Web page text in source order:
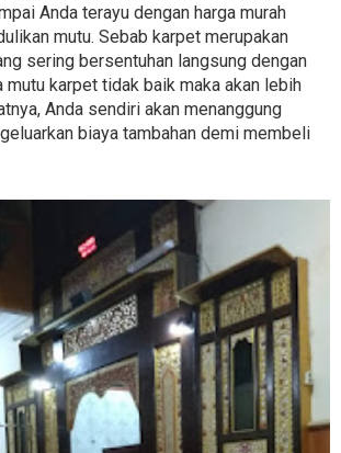
Anda terayu dengan harga murah
mutu. Sebab karpet merupakan
sering bersentuhan langsung dengan
mutu karpet tidak baik maka akan lebih
Anda sendiri akan menanggung
biaya tambahan demi membeli